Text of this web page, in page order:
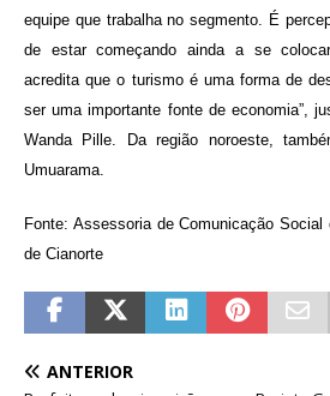
equipe que trabalha no segmento. É
de estar começando ainda a se
acredita que o turismo é uma forma de
ser uma importante fonte de economia”,
Wanda Pille. Da região noroeste,
Umuarama.
Fonte: Assessoria de Comunicação
de Cianorte
ANTERIOR